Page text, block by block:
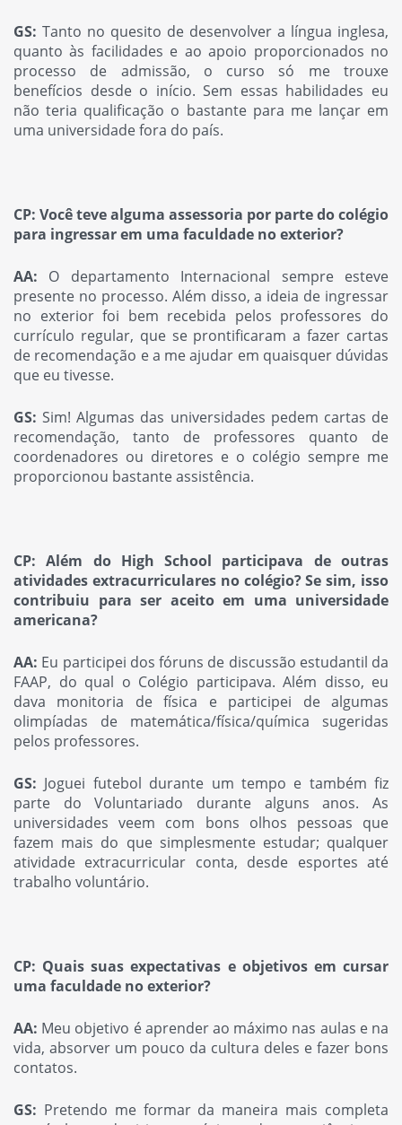
GS: Tanto no quesito de desenvolver a língua inglesa,
quanto às facilidades e ao apoio proporcionados no
processo de admissão, o curso só me trouxe
benefícios desde o início. Sem essas habilidades eu
não teria qualificação o bastante para me lançar em
uma universidade fora do país.
CP: Você teve alguma assessoria por parte do colégio
para ingressar em uma faculdade no exterior?
AA: O departamento Internacional sempre esteve
presente no processo. Além disso, a ideia de ingressar
no exterior foi bem recebida pelos professores do
currículo regular, que se prontificaram a fazer cartas
de recomendação e a me ajudar em quaisquer dúvidas
que eu tivesse.
GS: Sim! Algumas das universidades pedem cartas de
recomendação, tanto de professores quanto de
coordenadores ou diretores e o colégio sempre me
proporcionou bastante assistência.
CP: Além do High School participava de outras
atividades extracurriculares no colégio? Se sim, isso
contribuiu para ser aceito em uma universidade
americana?
AA: Eu participei dos fóruns de discussão estudantil da
FAAP, do qual o Colégio participava. Além disso, eu
dava monitoria de física e participei de algumas
olimpíadas de matemática/física/química sugeridas
pelos professores.
GS: Joguei futebol durante um tempo e também fiz
parte do Voluntariado durante alguns anos. As
universidades veem com bons olhos pessoas que
fazem mais do que simplesmente estudar; qualquer
atividade extracurricular conta, desde esportes até
trabalho voluntário.
CP: Quais suas expectativas e objetivos em cursar
uma faculdade no exterior?
AA: Meu objetivo é aprender ao máximo nas aulas e na
vida, absorver um pouco da cultura deles e fazer bons
contatos.
GS: Pretendo me formar da maneira mais completa